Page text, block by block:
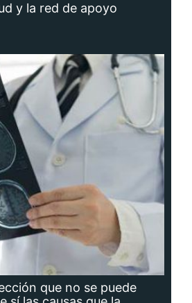
y la red de apoyo
que no se puede